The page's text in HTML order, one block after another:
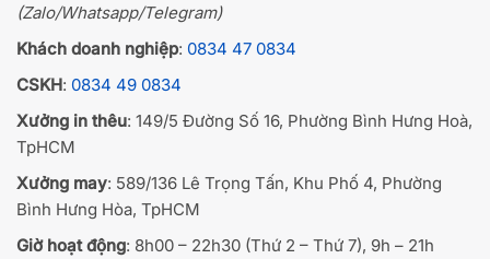
(Zalo/Whatsapp/Telegram)
Khách doanh nghiệp: 0834 47 0834
CSKH: 0834 49 0834
Xưởng in thêu: 149/5 Đường Số 16, Phường Bình Hưng Hoà,
TpHCM
Xưởng may: 589/136 Lê Trọng Tấn, Khu Phố 4, Phường
Bình Hưng Hòa, TpHCM
Giờ hoạt động: 8h00 – 22h30 (Thứ 2 – Thứ 7), 9h – 21h